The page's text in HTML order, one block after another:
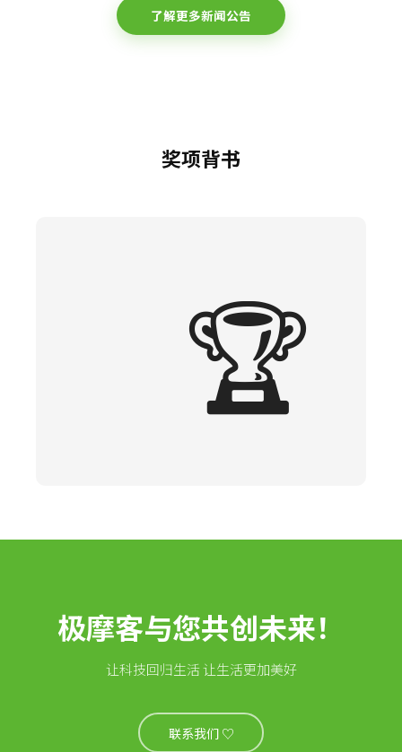
了解更多新闻公告
奖项背书
🏆
极摩客与您共创未来！
让科技回归生活 让生活更加美好
联系我们 ♡